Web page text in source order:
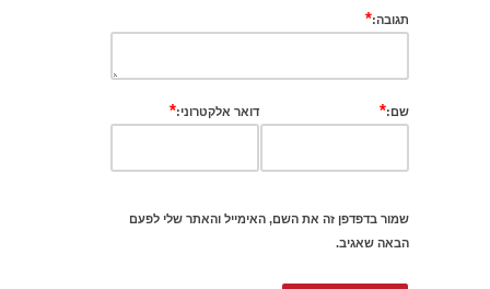
תגובה:*
שם:* דואר אלקטרוני:*
שמור בדפדפן זה את השם, האימייל והאתר שלי לפעם
הבאה שאגיב.